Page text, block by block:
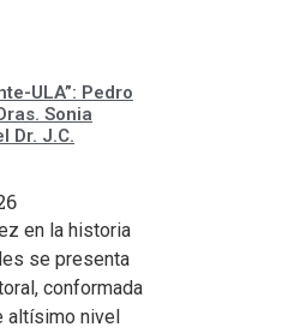
ULA”: Pedro
Sonia
Dr. J.C.
en la historia
se presenta
conformada
altísimo nivel